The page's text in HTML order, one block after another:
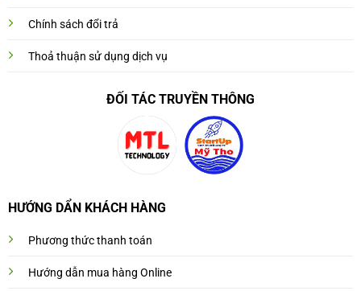
Chính sách đổi trả
Thoả thuận sử dụng dịch vụ
ĐỐI TÁC TRUYỀN THÔNG
HƯỚNG DẨN KHÁCH HÀNG
Phương thức thanh toán
Hướng dẫn mua hàng Online